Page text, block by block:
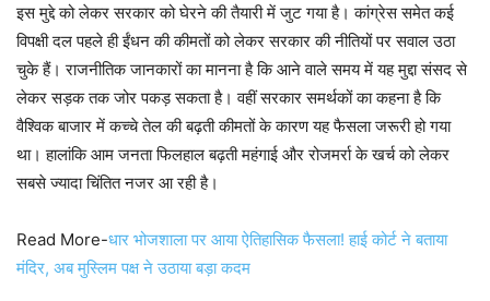
इस मुद्दे को लेकर सरकार को घेरने की तैयारी में जुट गया है। कांग्रेस समेत कई
विपक्षी दल पहले ही ईंधन की कीमतों को लेकर सरकार की नीतियों पर सवाल उठा
चुके हैं। राजनीतिक जानकारों का मानना है कि आने वाले समय में यह मुद्दा संसद से
लेकर सड़क तक जोर पकड़ सकता है। वहीं सरकार समर्थकों का कहना है कि
वैश्विक बाजार में कच्चे तेल की बढ़ती कीमतों के कारण यह फैसला जरूरी हो गया
था। हालांकि आम जनता फिलहाल बढ़ती महंगाई और रोजमर्रा के खर्च को लेकर
सबसे ज्यादा चिंतित नजर आ रही है।
Read More-धार भोजशाला पर आया ऐतिहासिक फैसला! हाई कोर्ट ने बताया
मंदिर, अब मुस्लिम पक्ष ने उठाया बड़ा कदम